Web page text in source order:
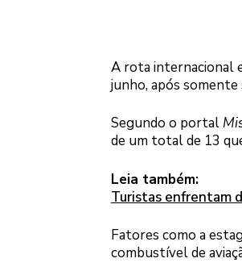
A rota internacional
junho, após somente
Segundo o portal
de um total de 13
Leia também:
Turistas enfrentam
Fatores como a
combustível de